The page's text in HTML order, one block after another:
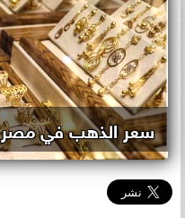
سعر الذهب في مصر